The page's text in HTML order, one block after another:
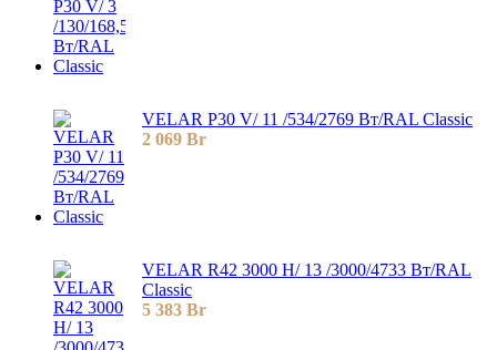
VELAR P30 V/ 11 /534/2769 Вт/RAL Classic
2 069 Br
VELAR R42 3000 H/ 13 /3000/4733 Вт/RAL
Classic
5 383 Br